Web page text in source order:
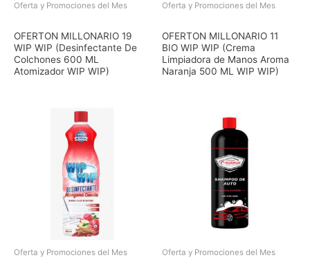
Oferta y Promociones del Mes
precio
original
era:
$8,03.
precio
actual
es:
$7,23.
OFERTON MILLONARIO 19
WIP WIP (Desinfectante De
Colchones 600 ML
Atomizador WIP WIP)
Oferta y Promociones del Mes
precio
original
era:
$7,17.
precio
actual
es:
$6,46.
OFERTON MILLONARIO 11
BIO WIP WIP (Crema
Limpiadora de Manos Aroma
Naranja 500 ML WIP WIP)
Oferta y Promociones del Mes Oferta y Promociones del Mes